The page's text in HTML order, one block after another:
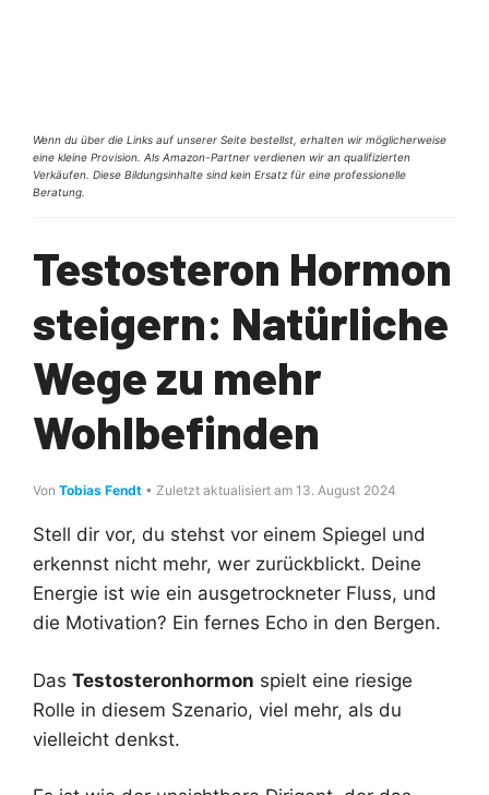
Wenn du über die Links auf unserer Seite bestellst, erhalten wir möglicherweise
eine kleine Provision. Als Amazon-Partner verdienen wir an qualifizierten
Verkäufen. Diese Bildungsinhalte sind kein Ersatz für eine professionelle
Beratung.
Testosteron Hormon
steigern: Natürliche
Wege zu mehr
Wohlbefinden
Von Tobias Fendt • Zuletzt aktualisiert am 13. August 2024
Stell dir vor, du stehst vor einem Spiegel und
erkennst nicht mehr, wer zurückblickt. Deine
Energie ist wie ein ausgetrockneter Fluss, und
die Motivation? Ein fernes Echo in den Bergen.
Das Testosteronhormon spielt eine riesige
Rolle in diesem Szenario, viel mehr, als du
vielleicht denkst.